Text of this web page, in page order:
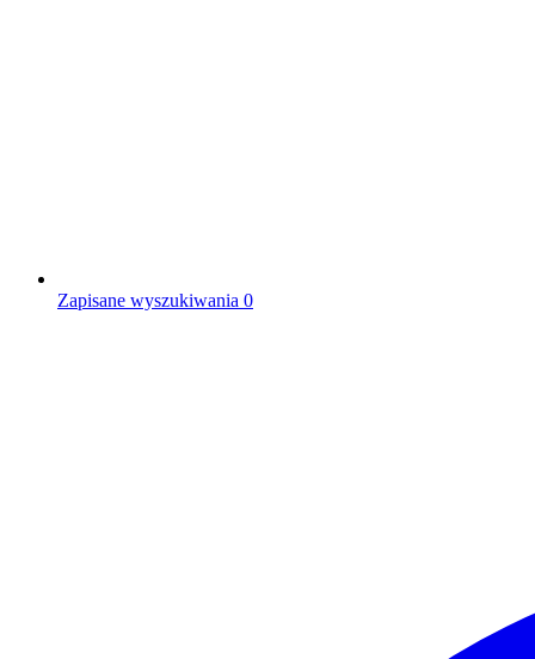
Zapisane wyszukiwania 0